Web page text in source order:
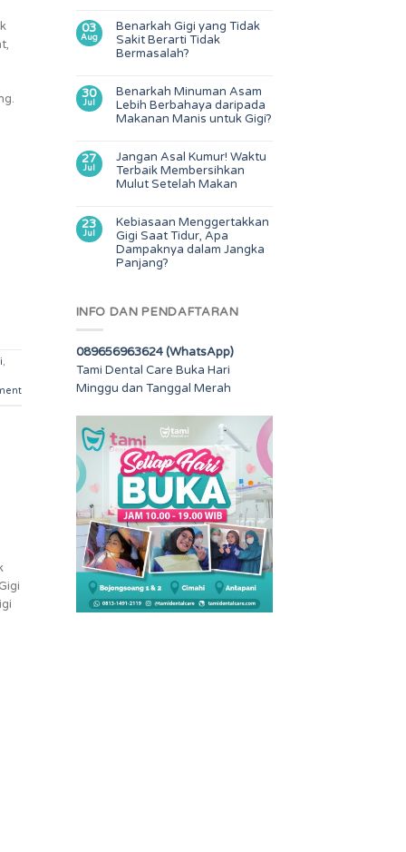
,
03
Aug
Benarkah Gigi yang Tidak
Sakit Berarti Tidak
Bermasalah?
30
Jul
Benarkah Minuman Asam
Lebih Berbahaya daripada
Makanan Manis untuk Gigi?
27
Jul
Jangan Asal Kumur! Waktu
Terbaik Membersihkan
Mulut Setelah Makan
23
Jul
Kebiasaan Menggertakkan
Gigi Saat Tidur, Apa
Dampaknya dalam Jangka
Panjang?
INFO DAN PENDAFTARAN
089656963624 (WhatsApp)
Tami Dental Care Buka Hari
Minggu dan Tanggal Merah